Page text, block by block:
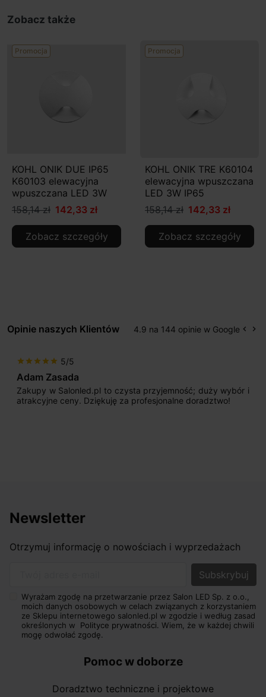
Zobacz także
Promocja
KOHL ONIK DUE IP65
K60103 elewacyjna
wpuszczana LED 3W
158,14 zł 142,33 zł
Zobacz szczegóły
Promocja
KOHL ONIK TRE K60104
elewacyjna wpuszczana
LED 3W IP65
158,14 zł 142,33 zł
Zobacz szczegóły
Opinie naszych Klientów 4.9 na 144 opinie w Google keyboard_arrow_left keyboard_arrow_right
star star star star star 5/5
Adam Zasada
Zakupy w Salonled.pl to czysta przyjemność; duży wybór i
atrakcyjne ceny. Dziękuję za profesjonalne doradztwo!
Newsletter
Otrzymuj informację o nowościach i wyprzedażach
Wyrażam zgodę na przetwarzanie przez Salon LED Sp. z o.o.,
moich danych osobowych w celach związanych z korzystaniem
ze Sklepu internetowego salonled.pl w zgodzie i według zasad
określonych w Polityce prywatności. Wiem, że w każdej chwili
mogę odwołać zgodę.
Pomoc w doborze
Doradztwo techniczne i projektowe